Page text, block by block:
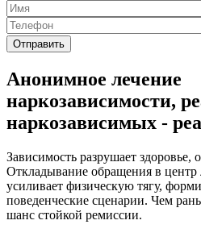
Анонимное лечение
наркозависимости,
наркозависимых -
Зависимость разрушает здоровье,
Откладывание обращения в центр
усиливает физическую тягу,
поведенческие сценарии. Чем
шанс стойкой ремиссии.